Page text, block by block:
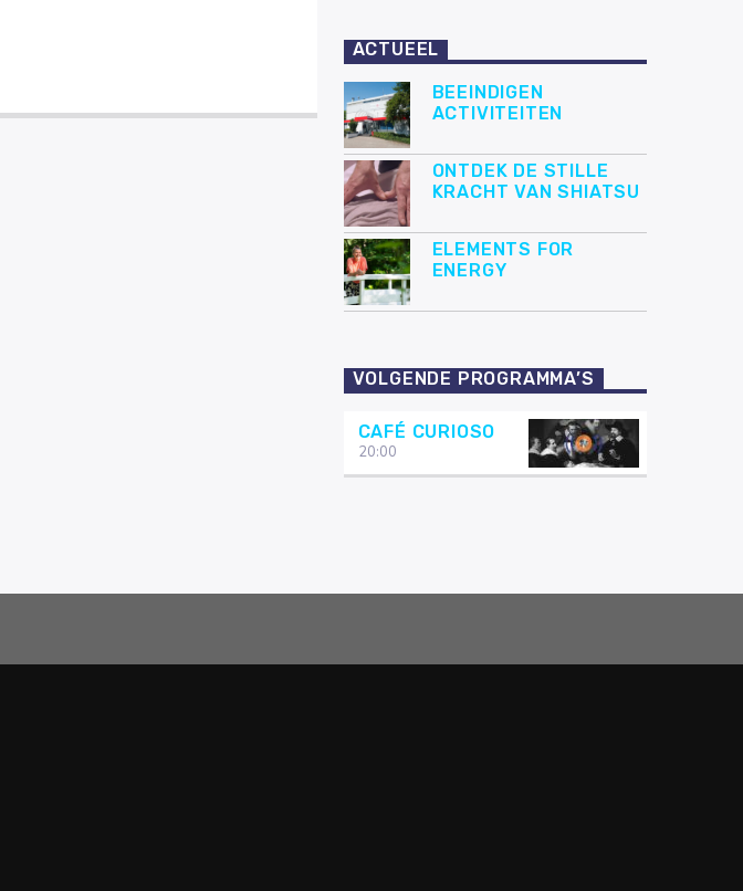
ACTUEEL
BEEINDIGEN
ACTIVITEITEN
ONTDEK DE STILLE
KRACHT VAN SHIATSU
ELEMENTS FOR
ENERGY
VOLGENDE PROGRAMMA’S
CAFÉ CURIOSO
20:00